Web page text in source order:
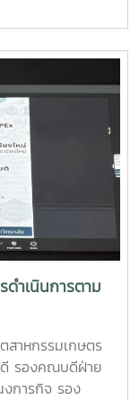
11 พฤษภาคม
าแฟรูปแบบใหม่โดย
ขื่อนแก้วนักศึกษา
ตร• นายอาทิตย์
มและอุตสาหกรรม
รี คณะ
ชาติอาจารย์ที่
ธิ์คณะวิศวกรรมและ
League
นักศึกษาด้าน
ยเปิดโอกาสให้
วัตกรรมสู่การ
Brew ได้รับ
าร่วมกิจกรรม
ณ ศูนย์การค้า
งผลงานต่อนัก
ดำเนินการตาม
สาหกรรมเกษตร
ดี รองคณบดีฝ่าย
งการกิจ รอง